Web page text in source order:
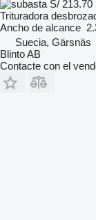
S/ 213.70
Trituradora
Ancho de alcance
Suecia, Gärsnäs
Blinto AB
Contacte con el